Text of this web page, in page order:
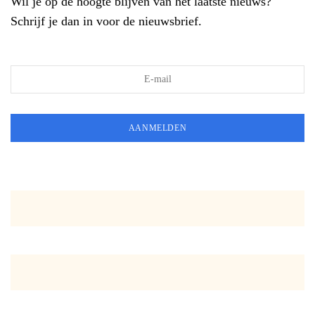
Schrijf je dan in voor de nieuwsbrief.